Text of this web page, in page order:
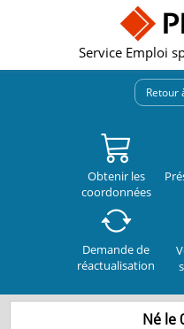
Service Emploi
Retour
Obtenir les
coordonnées
Demande de
réactualisation
Né le